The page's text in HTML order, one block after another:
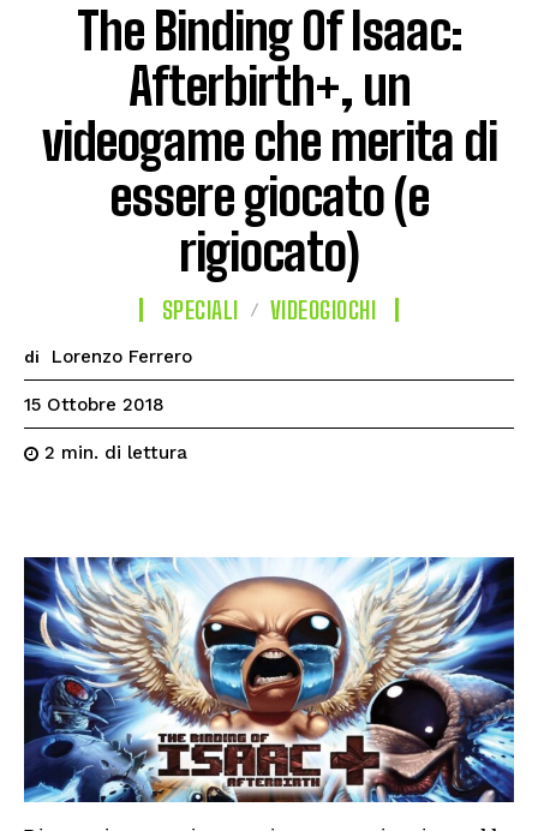
The Binding Of Isaac:
Afterbirth+, un
videogame che merita di
essere giocato (e
rigiocato)
SPECIALI VIDEOGIOCHI
di Lorenzo Ferrero
15 Ottobre 2018
2 min. di lettura